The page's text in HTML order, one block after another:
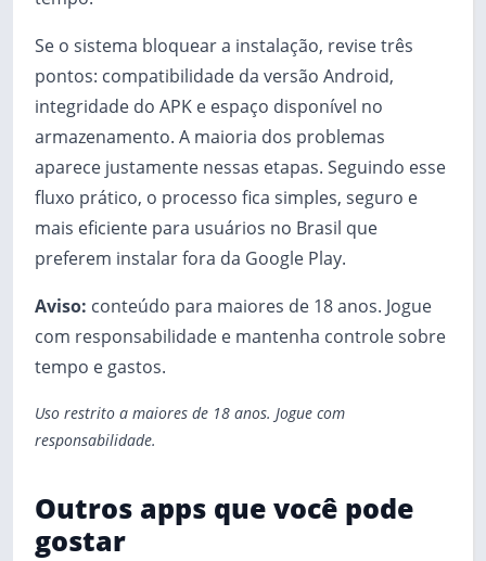
Se o sistema bloquear a instalação, revise três
pontos: compatibilidade da versão Android,
integridade do APK e espaço disponível no
armazenamento. A maioria dos problemas
aparece justamente nessas etapas. Seguindo esse
fluxo prático, o processo fica simples, seguro e
mais eficiente para usuários no Brasil que
preferem instalar fora da Google Play.
Aviso: conteúdo para maiores de 18 anos. Jogue
com responsabilidade e mantenha controle sobre
tempo e gastos.
Uso restrito a maiores de 18 anos. Jogue com
responsabilidade.
Outros apps que você pode
gostar